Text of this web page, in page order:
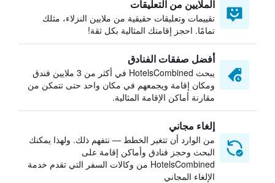
الملايين من التعليقات
تقييمات وتعليقات حقيقية من ملايين النزلاء، مثلك
تمامًا. احجز إقامتك المثالية بكل ثقة!
أفضل صفقات الفنادق
يبحث HotelsCombined في أكثر من 3 ملايين فندق
ومكان إقامة ويجمعهم في مكان واحد حتى تتمكن من
مقارنة أماكن الإقامة المثالية.
إلغاء مجاني
من الوارد أن تتغير الخطط — نتفهم ذلك. ولهذا يمكنك
البحث وحجز فنادق وأماكن إقامة على
HotelsCombined من وكالات السفر التي تقدم خدمة
الإلغاء المجاني